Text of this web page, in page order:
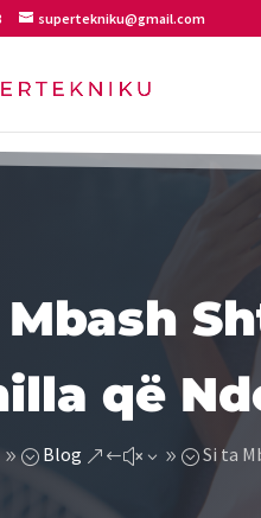
supertekniku@gmail.com
që
Blog &#x39; Si ta